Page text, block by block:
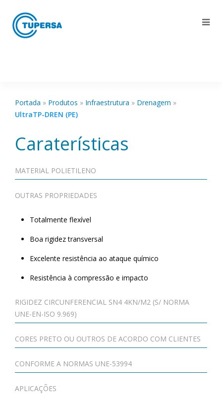
Portada » Produtos » Infraestrutura » Drenagem »
UltraTP-DREN (PE)
Caraterísticas
MATERIAL POLIETILENO
OUTRAS PROPRIEDADES
Totalmente flexível
Boa rigidez transversal
Excelente resistência ao ataque químico
Resistência à compressão e impacto
RIGIDEZ CIRCUNFERENCIAL SN4 4KN/M2 (S/ NORMA
UNE-EN-ISO 9.969)
CORES PRETO OU OUTROS DE ACORDO COM CLIENTES
CONFORME A NORMAS UNE-53994
APLICAÇÕES